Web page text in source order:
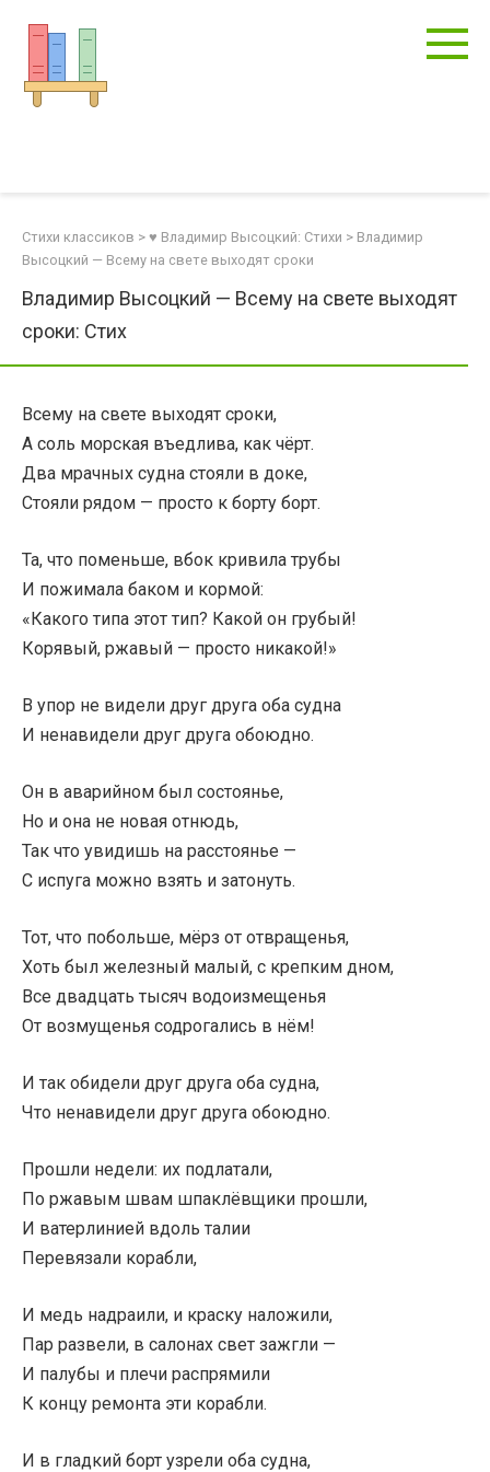
контенту
Стихи классиков > ♥ Владимир Высоцкий: Стихи > Владимир
Высоцкий — Всему на свете выходят сроки
Владимир Высоцкий — Всему на свете выходят
сроки: Стих
Всему на свете выходят сроки,
А соль морская въедлива, как чёрт.
Два мрачных судна стояли в доке,
Стояли рядом — просто к борту борт.
Та, что поменьше, вбок кривила трубы
И пожимала баком и кормой:
«Какого типа этот тип? Какой он грубый!
Корявый, ржавый — просто никакой!»
В упор не видели друг друга оба судна
И ненавидели друг друга обоюдно.
Он в аварийном был состоянье,
Но и она не новая отнюдь,
Так что увидишь на расстоянье —
С испуга можно взять и затонуть.
Тот, что побольше, мёрз от отвращенья,
Хоть был железный малый, с крепким дном,
Все двадцать тысяч водоизмещенья
От возмущенья содрогались в нём!
И так обидели друг друга оба судна,
Что ненавидели друг друга обоюдно.
Прошли недели: их подлатали,
По ржавым швам шпаклёвщики прошли,
И ватерлинией вдоль талии
Перевязали корабли,
И медь надраили, и краску наложили,
Пар развели, в салонах свет зажгли —
И палубы и плечи распрямили
К концу ремонта эти корабли.
И в гладкий борт узрели оба судна,